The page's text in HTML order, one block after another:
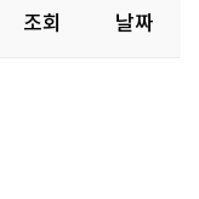
조회 날짜